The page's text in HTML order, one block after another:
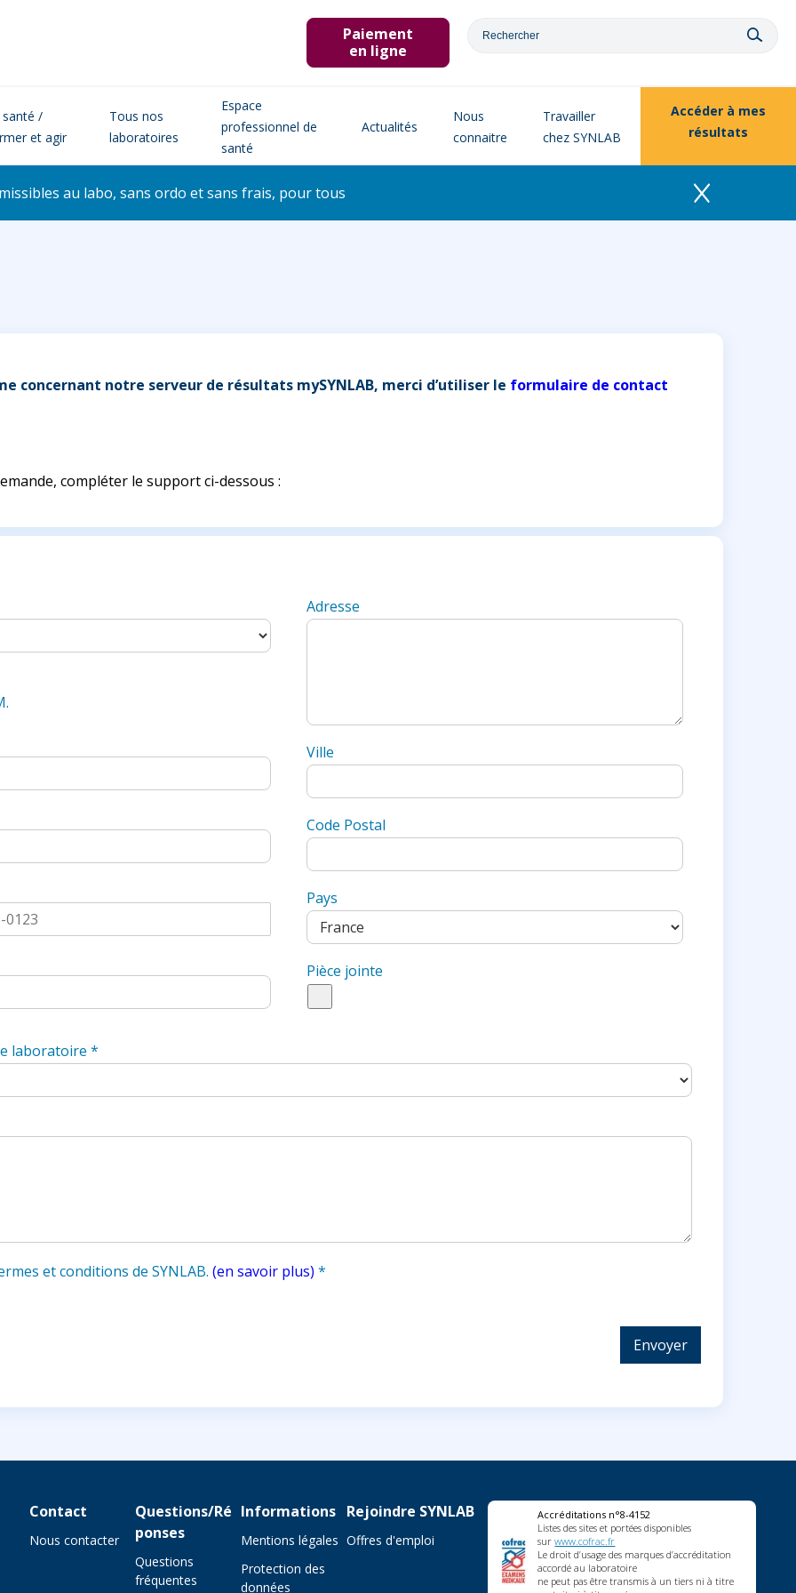
Paiement
en ligne
/
et agir
Tous nos
laboratoires
Espace
professionnel de
santé
Actualités
Nous
connaitre
Travailler
chez SYNLAB
Accéder à mes
résultats
au labo, sans ordo et sans frais, pour tous
concernant notre serveur de résultats mySYNLAB, merci d’utiliser le formulaire de contact
compléter le support ci-dessous :
Adresse
Ville
Code Postal
Pays
Pièce jointe
laboratoire*
et conditions de SYNLAB.(en savoir plus) *
Envoyer
Contact
Nous contacter
Questions/Ré
ponses
Questions
fréquentes
Informations
Mentions légales
Protection des
données
Rejoindre SYNLAB
Offres d'emploi
Accréditations n°8-4152
Listes des sites et portées disponibles
surwww.cofrac.fr
Le droit d’usage des marques d’accréditation
accordé au laboratoire
ne peut pas être transmis à un tiers ni à titre